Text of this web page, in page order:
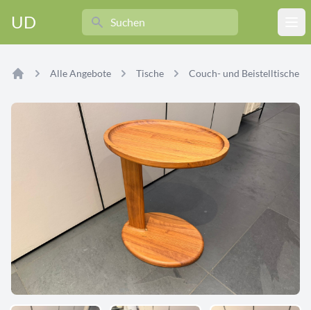
UD
Search
Alle Angebote Tische Couch- und Beistelltische